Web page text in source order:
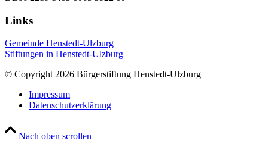
Links
Gemeinde Henstedt-Ulzburg
Stiftungen in Henstedt-Ulzburg
© Copyright 2026 Bürgerstiftung Henstedt-Ulzburg
Impressum
Datenschutzerklärung
Nach oben scrollen